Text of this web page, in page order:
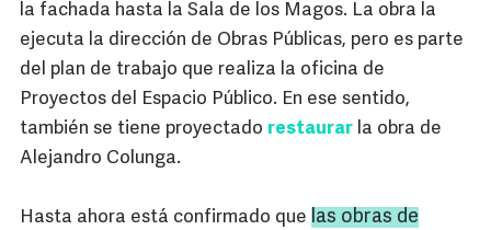
la fachada hasta la Sala de los Magos. La obra la
ejecuta la dirección de Obras Públicas, pero es parte
del plan de trabajo que realiza la oficina de
Proyectos del Espacio Público. En ese sentido,
también se tiene proyectado restaurar la obra de
Alejandro Colunga.
Hasta ahora está confirmado que las obras de